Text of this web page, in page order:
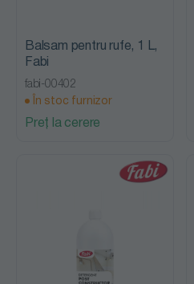
Balsam pentru rufe, 1 L,
Fabi
fabi-00402
În stoc furnizor
Preț la cerere